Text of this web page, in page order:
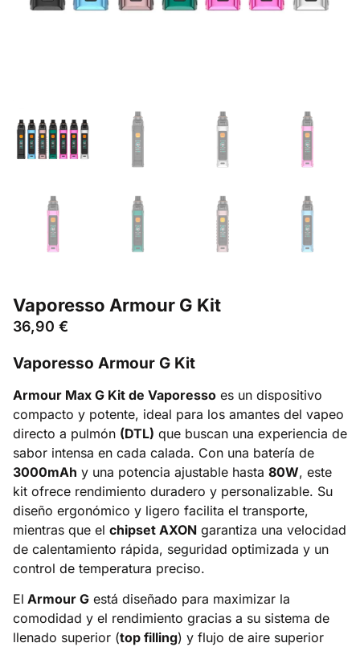
Vaporesso Armour G Kit
36,90 €
Vaporesso Armour G Kit
Armour Max G Kit de Vaporesso es un dispositivo
compacto y potente, ideal para los amantes del vapeo
directo a pulmón (DTL) que buscan una experiencia de
sabor intensa en cada calada. Con una batería de
3000mAh y una potencia ajustable hasta 80W, este
kit ofrece rendimiento duradero y personalizable. Su
diseño ergonómico y ligero facilita el transporte,
mientras que el chipset AXON garantiza una velocidad
de calentamiento rápida, seguridad optimizada y un
control de temperatura preciso.
El Armour G está diseñado para maximizar la
comodidad y el rendimiento gracias a su sistema de
llenado superior (top filling) y flujo de aire superior